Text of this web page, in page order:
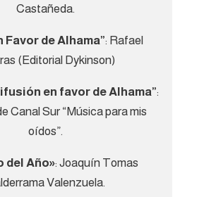
Castañeda.
Favor de Alhama”: Rafael
(Editorial Dykinson)
en favor de Alhama”:
Canal Sur “Música para mis
oídos”.
del Año»: Joaquín Tomas
Valenzuela.